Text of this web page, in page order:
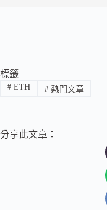
標籤
#ETH #熱門文章
分享此文章：